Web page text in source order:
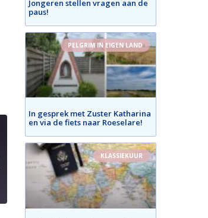
Jongeren stellen vragen aan de
paus!
PELGRIM IN EIGEN LAND
In gesprek met Zuster Katharina
en via de fiets naar Roeselare!
KLASSIEKUUR